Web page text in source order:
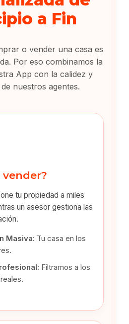
a Fin
o vender una casa es
Por eso combinamos la
App con la calidez y
nuestros agentes.
vender?
tu propiedad a miles
un asesor gestiona las
Masiva: Tu casa en los
Filtramos a los